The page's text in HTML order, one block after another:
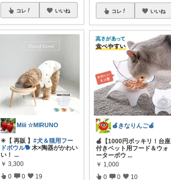
コレ いいね
Miii ☆MIRUNO
✴️【 再販 】#犬＆猫用フー
ドボウル🐕 木×陶器がかわい
い！ ...
￥ 3,300
0 0 19
コレ いいね
🍎きなりんご🍎
🍎【1000円ポッキリ！台座
付きペット用フード＆ウォ
ーターボウ ...
￥ 1,000
0 0 10